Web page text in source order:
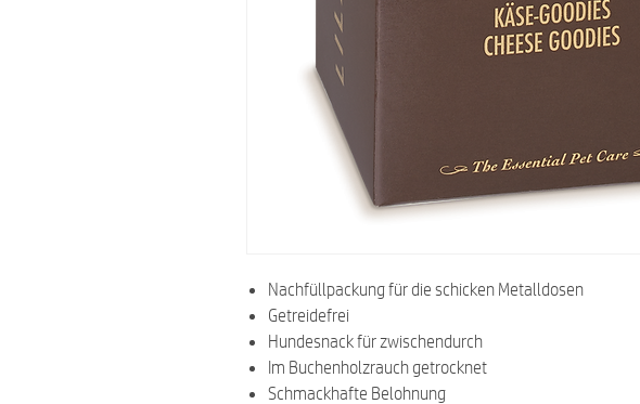
Nachfüllpackung für die schicken Metalldosen
Getreidefrei
Hundesnack für zwischendurch
Im Buchenholzrauch getrocknet
Schmackhafte Belohnung